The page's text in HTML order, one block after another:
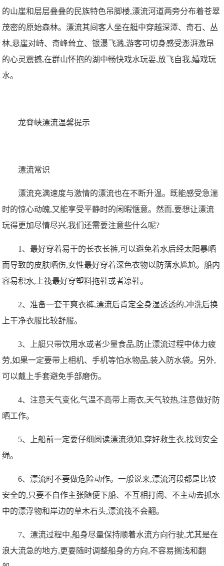
的山崖和层层叠叠的民族特色吊脚楼,漂流河道两旁分布着苍翠
茂密的原始森林。漂流其间客人坐在艇中穿越深潭、奇石、丛
林,悬崖对峙、奇峰耸立、银瀑飞溅,游客可切身感受澎湃激昂
的心灵震撼,在群山怀抱的湖中畅快戏水玩耍,放飞自我,嬉戏玩
水。
龙脊峡漂流温馨提示
漂流常识
漂流充满速度与激情的漂流也在不断升温。既能感受急湍
时的惊心动魄,又能享受平静时的闲暇惬意。然而,要想让漂流
玩得更加尽情尽兴,我们还需要注意些什么呢?
1、最好穿着易干的长衣长裤,可以避免着水后经太阳暴晒
而导致的皮肤晒伤,女性最好穿着深色衣物以防落水尴尬。船内
容易积水,上筏最好穿塑料拖鞋或者凉鞋。
2、准备一套干爽衣裤,漂流后肯定全身湿透透的,冲洗后换
上干净衣服比较舒服。
3、上艇只带饮用水或者少量食品,防止漂流过程中体力疲
劳,如果一定要带上相机、手机等怕水物品,装入防水袋。另外,
可以戴上手套避免手部磨伤。
4、注意天气变化,气温不高带上雨衣,天气较热,注意做好防
晒工作。
5、上船前一定要仔细阅读漂流须知,穿好救生衣,找到安全
绳。
6、漂流时不要做危险动作。一般说来,漂流河段都是比较
安全的,只要不自作主张随便下船、不互相打闹、不主动去抓水
中的漂浮物和岸边的草木石头,漂流筏不会翻。
7、漂流过程中,船身尽量保持顺着水流方向行驶,尤其是在
浪大流急的地方,更要随时调整船身的方向,不容易搁浅和翻